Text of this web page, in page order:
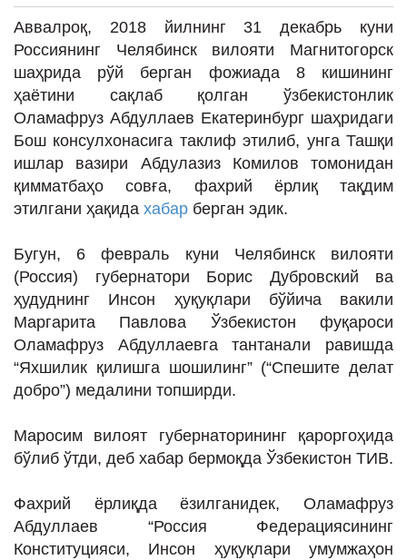
ИНТЕРВЬЮ
Таҳлил
Саломатлик
Бу қизиқ
Реклама
СПОРТ
ТЕХНОЛОГИЯ
Аввалроқ, 2018 йилнинг 31 декабрь куни
Россиянинг Челябинск вилояти Магнитогорск
шаҳрида рўй берган фожиада 8 кишининг
ҳаётини сақлаб қолган ўзбекистонлик
Оламафруз Абдуллаев Екатеринбург шаҳридаги
Бош консулхонасига таклиф этилиб, унга Ташқи
ишлар вазири Абдулазиз Комилов томонидан
қимматбаҳо совға, фахрий ёрлиқ тақдим
этилгани ҳақида хабар берган эдик.
Бугун, 6 февраль куни Челябинск вилояти
(Россия) губернатори Борис Дубровский ва
ҳудуднинг Инсон ҳуқуқлари бўйича вакили
Маргарита Павлова Ўзбекистон фуқароси
Оламафруз Абдуллаевга тантанали равишда
“Яхшилик қилишга шошилинг” (“Спешите делат
добро”) медалини топширди.
Маросим вилоят губернаторининг қароргоҳида
бўлиб ўтди, деб хабар бермоқда Ўзбекистон ТИВ.
Фахрий ёрлиқда ёзилганидек, Оламафруз
Абдуллаев “Россия Федерациясининг
Конституцияси, Инсон ҳуқуқлари умумжаҳон